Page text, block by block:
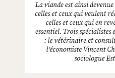
La viande est ainsi
celles et ceux qui veulent
celles et ceux qui en
essentiel. Trois
: le vétérinaire et
l’économiste Vincent
sociologue